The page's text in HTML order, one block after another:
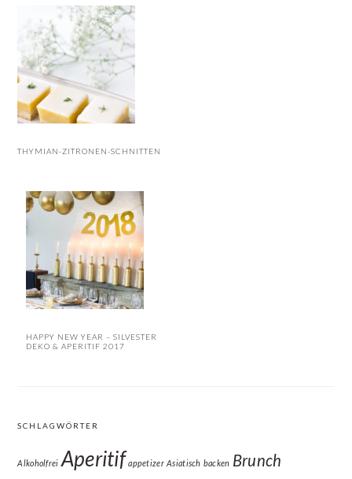
THYMIAN-ZITRONEN-SCHNITTEN
HAPPY NEW YEAR – SILVESTER
DEKO & APERITIF 2017
SCHLAGWÖRTER
Alkoholfrei Aperitif appetizer Asiatisch backen Brunch